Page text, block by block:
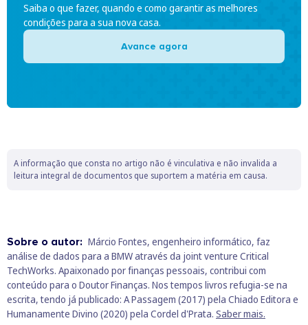
Saiba o que fazer, quando e como garantir as melhores
condições para a sua nova casa.
Avance agora
A informação que consta no artigo não é vinculativa e não invalida a
leitura integral de documentos que suportem a matéria em causa.
Sobre o autor: Márcio Fontes, engenheiro informático, faz
análise de dados para a BMW através da joint venture Critical
TechWorks. Apaixonado por finanças pessoais, contribui com
conteúdo para o Doutor Finanças. Nos tempos livros refugia-se na
escrita, tendo já publicado: A Passagem (2017) pela Chiado Editora e
Humanamente Divino (2020) pela Cordel d'Prata. Saber mais.